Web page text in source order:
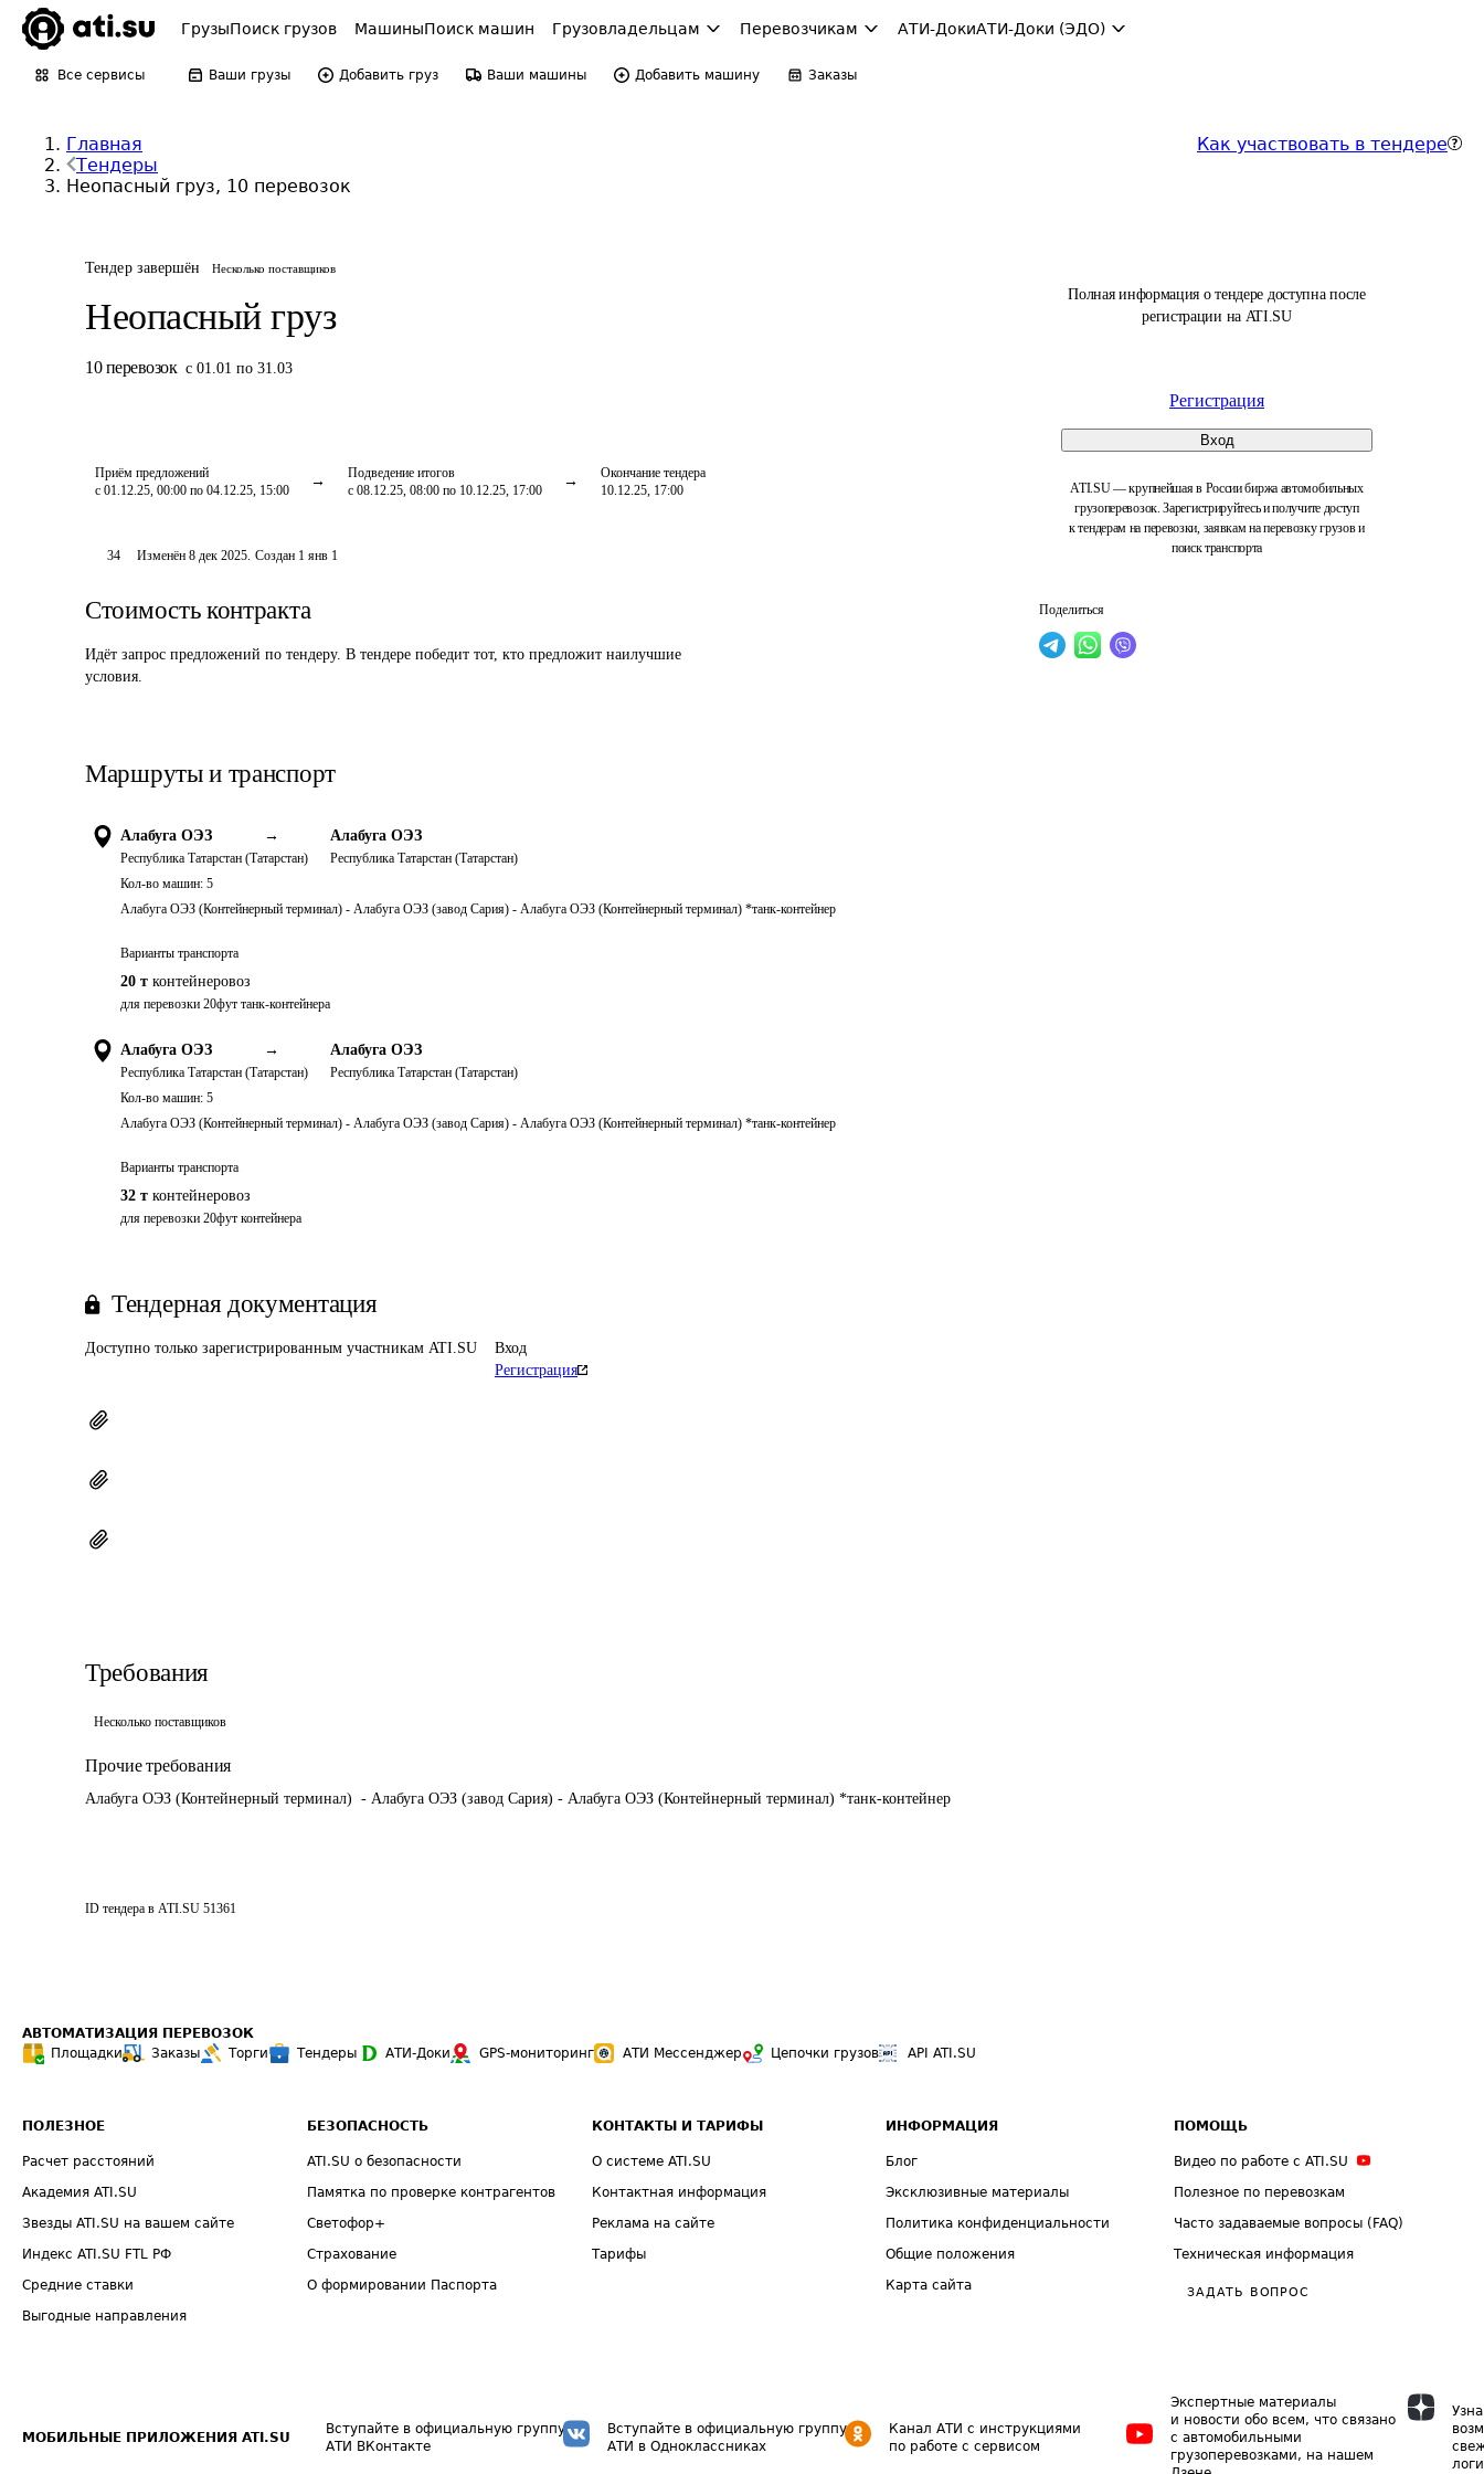
ГрузыПоиск грузов МашиныПоиск машин Грузовладельцам Перевозчикам АТИ-ДокиАТИ-Доки (ЭДО)
Все сервисы Ваши грузы Добавить груз Ваши машины Добавить машину Заказы
Главная
Тендеры
Неопасный груз, 10 перевозок
Как участвовать в тендере
Тендер завершён Несколько поставщиков
Неопасный груз
10 перевозок с 01.01 по 31.03
Приём предложений
с 01.12.25, 00:00 по 04.12.25, 15:00
Подведение итогов
с 08.12.25, 08:00 по 10.12.25, 17:00
Окончание тендера
10.12.25, 17:00
Полная информация о тендере доступна после
регистрации на ATI.SU
Регистрация
Вход
ATI.SU — крупнейшая в России биржа автомобильных
грузоперевозок. Зарегистрируйтесь и получите доступ
к тендерам на перевозки, заявкам на перевозку грузов и
поиск транспорта
Поделиться
34 Изменён8 дек 2025. Создан 1 янв 1
Стоимость контракта
Идёт запрос предложений по тендеру. В тендере победит тот, кто предложит наилучшие
условия.
Маршруты и транспорт
Алабуга ОЭЗ →
Республика Татарстан (Татарстан)
Алабуга ОЭЗ
Республика Татарстан (Татарстан)
Кол-во машин: 5
Алабуга ОЭЗ (Контейнерный терминал) - Алабуга ОЭЗ (завод Сария) - Алабуга ОЭЗ (Контейнерный терминал) *танк-контейнер
Варианты транспорта
20 т контейнеровоз
для перевозки 20фут танк-контейнера
Алабуга ОЭЗ →
Республика Татарстан (Татарстан)
Алабуга ОЭЗ
Республика Татарстан (Татарстан)
Кол-во машин: 5
Алабуга ОЭЗ (Контейнерный терминал) - Алабуга ОЭЗ (завод Сария) - Алабуга ОЭЗ (Контейнерный терминал) *танк-контейнер
Варианты транспорта
32 т контейнеровоз
для перевозки 20фут контейнера
Тендерная документация
Доступно только зарегистрированным участникам ATI.SU
Вход
Регистрация
Требования
Несколько поставщиков
Прочие требования
Алабуга ОЭЗ (Контейнерный терминал)  - Алабуга ОЭЗ (завод Сария) - Алабуга ОЭЗ (Контейнерный терминал) *танк-контейнер
ID тендера в ATI.SU 51361
АВТОМАТИЗАЦИЯ ПЕРЕВОЗОК
Площадки
Заказы Торги Тендеры АТИ-Доки GPS-мониторинг АТИ Мессенджер Цепочки грузов API ATI.SU
ПОЛЕЗНОЕ
Расчет расстояний
Академия ATI.SU
Звезды ATI.SU на вашем сайте
Индекс ATI.SU FTL РФ
Средние ставки
Выгодные направления
БЕЗОПАСНОСТЬ
ATI.SU о безопасности
Памятка по проверке контрагентов
Светофор+
Страхование
О формировании Паспорта
КОНТАКТЫ И ТАРИФЫ
О системе ATI.SU
Контактная информация
Реклама на сайте
Тарифы
ИНФОРМАЦИЯ
Блог
Эксклюзивные материалы
Политика конфиденциальности
Общие положения
Карта сайта
ПОМОЩЬ
Видео по работе с ATI.SU
Полезное по перевозкам
Часто задаваемые вопросы (FAQ)
Техническая информация
ЗАДАТЬ ВОПРОС
МОБИЛЬНЫЕ ПРИЛОЖЕНИЯ ATI.SU
Вступайте в официальную группу
АТИ ВКонтакте
Вступайте в официальную группу
АТИ в Одноклассниках
Канал АТИ с инструкциями
по работе с сервисом
Экспертные материалы
и новости обо всем, что связано
с автомобильными
грузоперевозками, на нашем